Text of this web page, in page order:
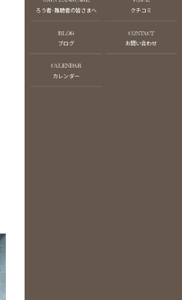
ろう者･難聴者の皆さまへ クチコミ
BLOG
ブログ
CONTACT
お問い合わせ
CALENDAR
カレンダー